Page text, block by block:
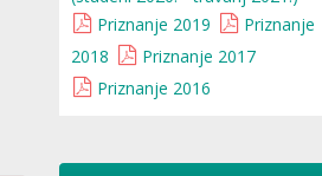
Priznanje 2019
Priznanje
2018
Priznanje 2017
Priznanje 2016